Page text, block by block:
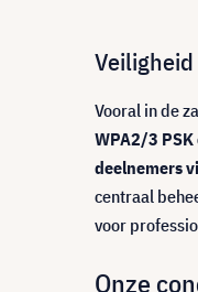
Vooral in de
WPA2/3
deelnemers
centraal
voor
Onze